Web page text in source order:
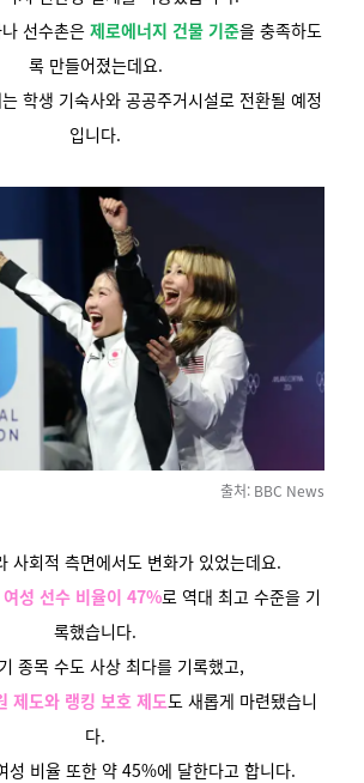
나 선수촌은제로에너지 건물 기준을 충족하도
록 만들어졌는데요.
학생 기숙사와 공공주거시설로 전환될 예정
입니다.
출처: BBC News
사회적 측면에서도 변화가 있었는데요.
여성 선수 비율이 47%로 역대 최고 수준을 기
록했습니다.
종목 수도 사상 최다를 기록했고,
제도와 랭킹 보호 제도 도 새롭게 마련됐습니
다.
성 비율 또한 약 45%에 달한다고 합니다.